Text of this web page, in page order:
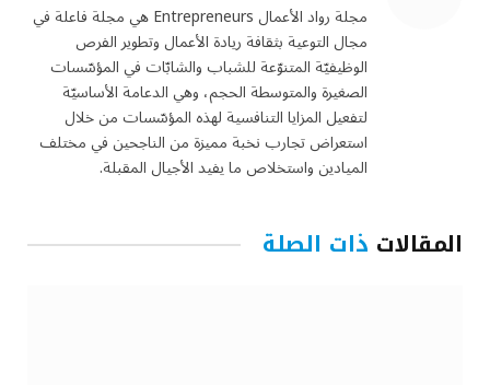
مجلة رواد الأعمال Entrepreneurs هي مجلة فاعلة في
مجال التوعية بثقافة ريادة الأعمال وتطوير الفرص
الوظيفيّة المتنوّعة للشباب والشابّات في المؤسّسات
الصغيرة والمتوسطة الحجم، وهي الدعامة الأساسيّة
لتفعيل المزايا التنافسية لهذه المؤسّسات من خلال
استعراض تجارب نخبة مميزة من الناجحين في مختلف
الميادين واستخلاص ما يفيد الأجيال المقبلة.
المقالات ذات الصلة